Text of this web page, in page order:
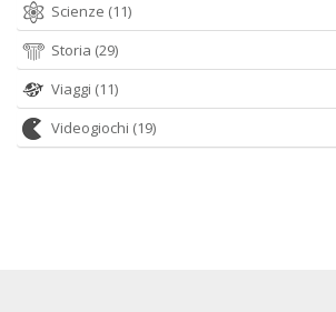
Scienze (11)
Storia (29)
Viaggi (11)
Videogiochi (19)